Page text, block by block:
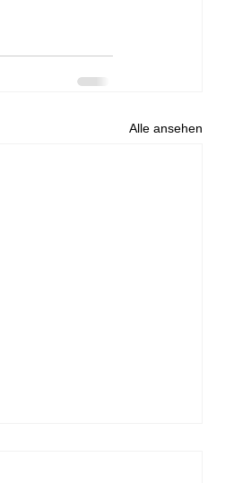
Alle ansehen